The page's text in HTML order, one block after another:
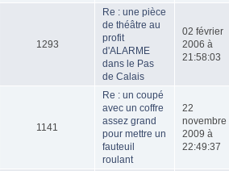
1293
Re : une pièce
de théâtre au
profit
d'ALARME
dans le Pas
de Calais
02 février
2006 à
21:58:03
1141
Re : un coupé
avec un coffre
assez grand
pour mettre un
fauteuil
roulant
22
novembre
2009 à
22:49:37